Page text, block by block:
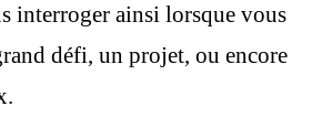
interroger ainsi lorsque vous
défi, un projet, ou encore